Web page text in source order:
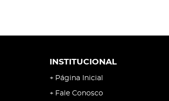
INSTITUCIONAL
Página Inicial
Fale Conosco